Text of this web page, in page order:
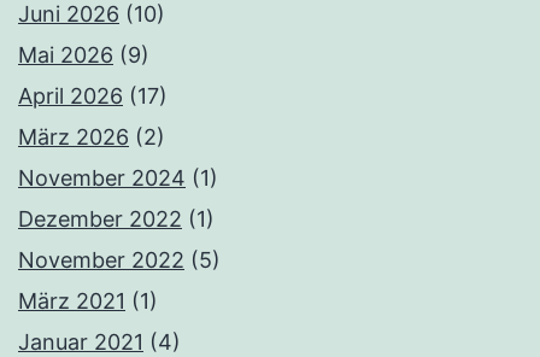
Juni 2026 (10)
Mai 2026 (9)
April 2026 (17)
März 2026 (2)
November 2024 (1)
Dezember 2022 (1)
November 2022 (5)
März 2021 (1)
Januar 2021 (4)